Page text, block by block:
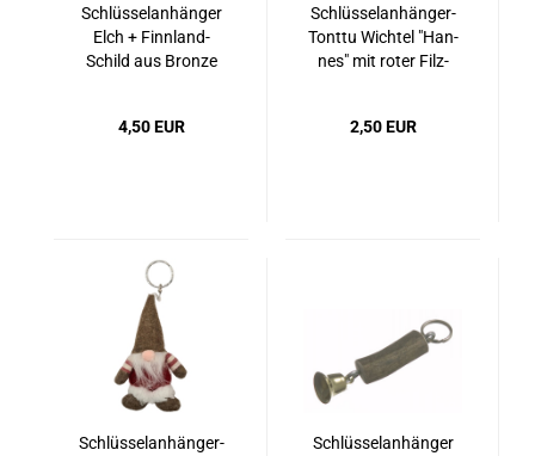
Schlüs­sel­an­hän­ger
Elch + Finnland-​​
Schild aus Bron­ze
4,50 EUR
Schlüsselanhänger-​​
Tont­tu Wich­tel "Han­
nes" mit roter Filz­
2,50 EUR
Schlüsselanhänger-​​
Schlüs­sel­an­hän­ger